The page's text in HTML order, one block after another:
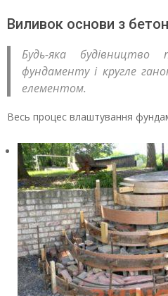
Виливок основи з
Будь-яка
фундаменту і кругле
елементом.
Весь процес влаштування